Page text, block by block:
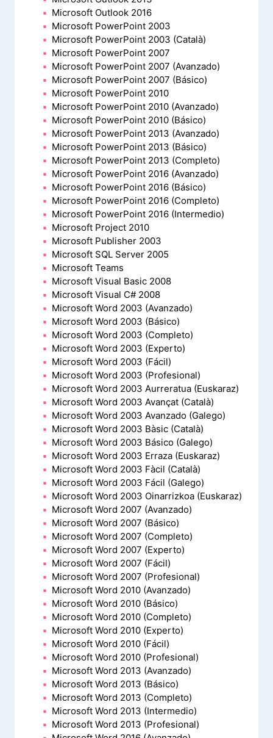
Microsoft Outlook 2016
Microsoft PowerPoint 2003
Microsoft PowerPoint 2003 (Català)
Microsoft PowerPoint 2007
Microsoft PowerPoint 2007 (Avanzado)
Microsoft PowerPoint 2007 (Básico)
Microsoft PowerPoint 2010
Microsoft PowerPoint 2010 (Avanzado)
Microsoft PowerPoint 2010 (Básico)
Microsoft PowerPoint 2013 (Avanzado)
Microsoft PowerPoint 2013 (Básico)
Microsoft PowerPoint 2013 (Completo)
Microsoft PowerPoint 2016 (Avanzado)
Microsoft PowerPoint 2016 (Básico)
Microsoft PowerPoint 2016 (Completo)
Microsoft PowerPoint 2016 (Intermedio)
Microsoft Project 2010
Microsoft Publisher 2003
Microsoft SQL Server 2005
Microsoft Teams
Microsoft Visual Basic 2008
Microsoft Visual C# 2008
Microsoft Word 2003 (Avanzado)
Microsoft Word 2003 (Básico)
Microsoft Word 2003 (Completo)
Microsoft Word 2003 (Experto)
Microsoft Word 2003 (Fácil)
Microsoft Word 2003 (Profesional)
Microsoft Word 2003 Aurreratua (Euskaraz)
Microsoft Word 2003 Avançat (Català)
Microsoft Word 2003 Avanzado (Galego)
Microsoft Word 2003 Bàsic (Català)
Microsoft Word 2003 Básico (Galego)
Microsoft Word 2003 Erraza (Euskaraz)
Microsoft Word 2003 Fàcil (Català)
Microsoft Word 2003 Fácil (Galego)
Microsoft Word 2003 Oinarrizkoa (Euskaraz)
Microsoft Word 2007 (Avanzado)
Microsoft Word 2007 (Básico)
Microsoft Word 2007 (Completo)
Microsoft Word 2007 (Experto)
Microsoft Word 2007 (Fácil)
Microsoft Word 2007 (Profesional)
Microsoft Word 2010 (Avanzado)
Microsoft Word 2010 (Básico)
Microsoft Word 2010 (Completo)
Microsoft Word 2010 (Experto)
Microsoft Word 2010 (Fácil)
Microsoft Word 2010 (Profesional)
Microsoft Word 2013 (Avanzado)
Microsoft Word 2013 (Básico)
Microsoft Word 2013 (Completo)
Microsoft Word 2013 (Intermedio)
Microsoft Word 2013 (Profesional)